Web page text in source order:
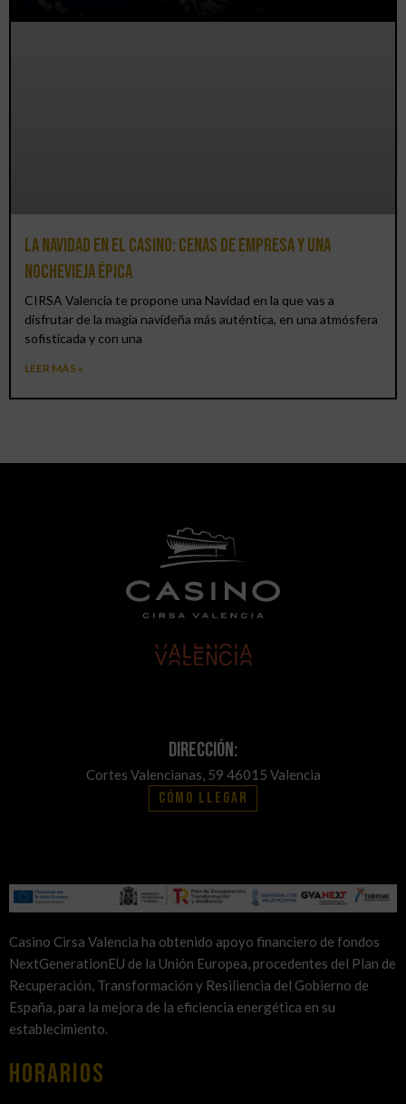
La Navidad en el Casino: cenas de empresa y una
Nochevieja épica
CIRSA Valencia te propone una Navidad en la que vas a
disfrutar de la magia navideña más auténtica, en una atmósfera
sofisticada y con una
LEER MÁS »
Dirección:
Cortes Valencianas, 59 46015 Valencia
Cómo llegar
Casino Cirsa Valencia ha obtenido apoyo financiero de fondos
NextGenerationEU de la Unión Europea, procedentes del Plan de
Recuperación, Transformación y Resiliencia del Gobierno de
España, para la mejora de la eficiencia energética en su
establecimiento.
HORARIOS